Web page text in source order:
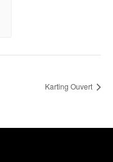
Karting Ouvert